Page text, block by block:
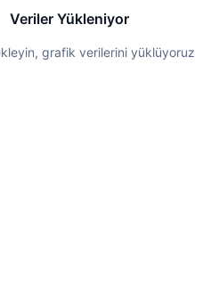
Veriler Yükleniyor
grafik verilerini yüklüyoruz